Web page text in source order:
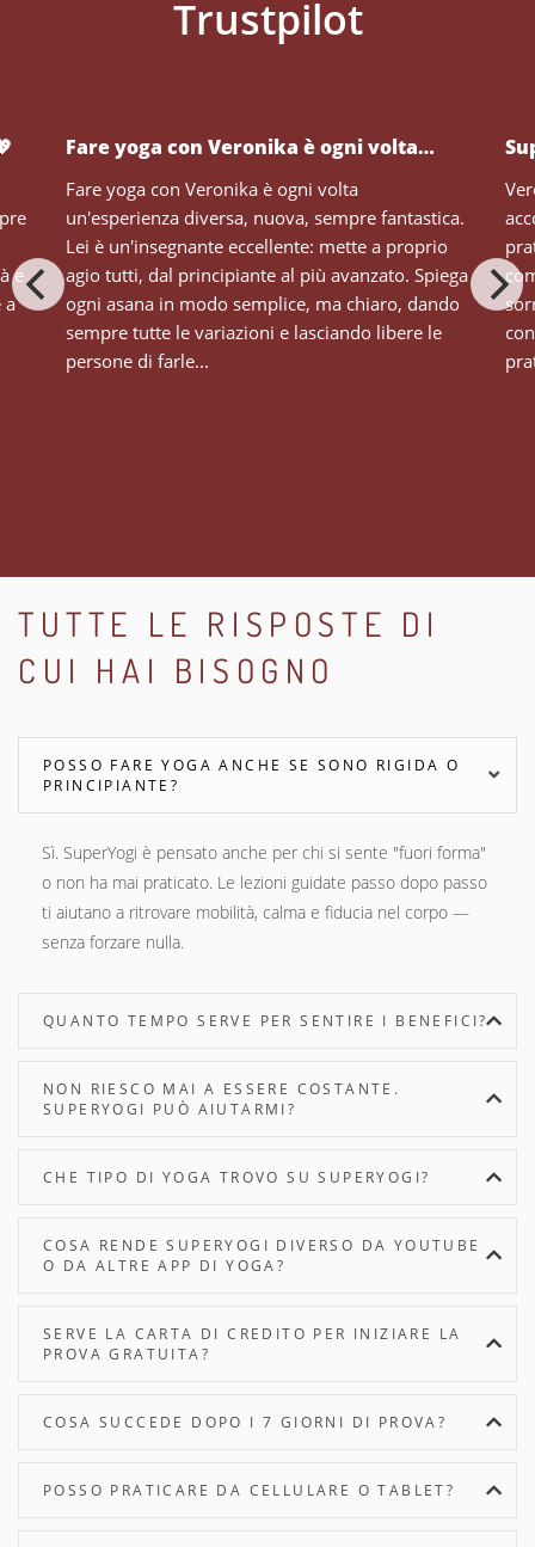
Fare yoga con Veronika è ogni volta…
Fare yoga con Veronika è ogni volta
un'esperienza diversa, nuova, sempre fantastica.
Lei è un'insegnante eccellente: mette a proprio
agio tutti, dal principiante al più avanzato. Spiega
ogni asana in modo semplice, ma chiaro, dando
sempre tutte le variazioni e lasciando libere le
persone di farle...
e
a
TUTTE LE RISPOSTE DI
CUI HAI BISOGNO
POSSO FARE YOGA ANCHE SE SONO RIGIDA O
PRINCIPIANTE?
Sì. SuperYogi è pensato anche per chi si sente "fuori forma"
o non ha mai praticato. Le lezioni guidate passo dopo passo
ti aiutano a ritrovare mobilità, calma e fiducia nel corpo —
senza forzare nulla.
QUANTO TEMPO SERVE PER SENTIRE I BENEFICI?
NON RIESCO MAI A ESSERE COSTANTE.
SUPERYOGI PUÒ AIUTARMI?
CHE TIPO DI YOGA TROVO SU SUPERYOGI?
COSA RENDE SUPERYOGI DIVERSO DA YOUTUBE
O DA ALTRE APP DI YOGA?
SERVE LA CARTA DI CREDITO PER INIZIARE LA
PROVA GRATUITA?
COSA SUCCEDE DOPO I 7 GIORNI DI PROVA?
POSSO PRATICARE DA CELLULARE O TABLET?